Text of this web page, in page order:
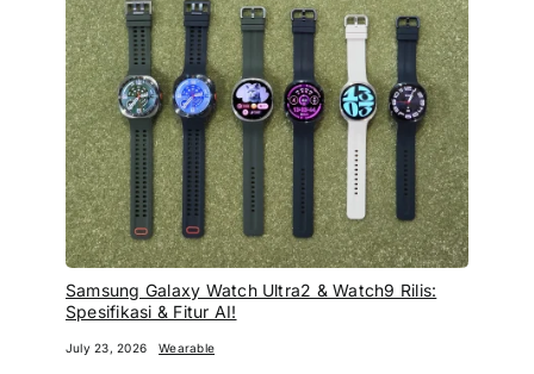
Samsung Galaxy Watch Ultra2 & Watch9 Rilis:
Spesifikasi & Fitur AI!
July 23, 2026 Wearable